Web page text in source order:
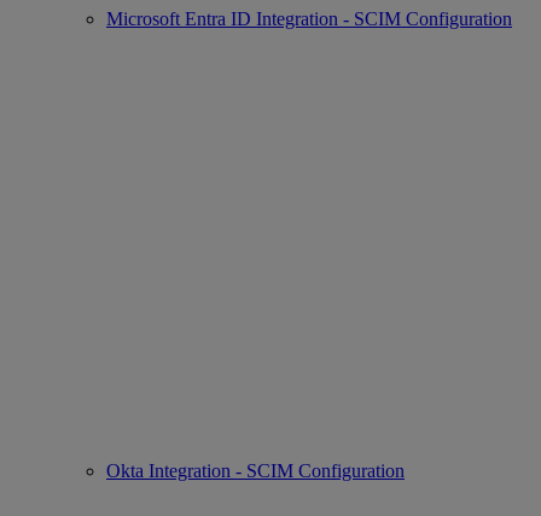
Microsoft Entra ID Integration - SCIM Configuration
Okta Integration - SCIM Configuration